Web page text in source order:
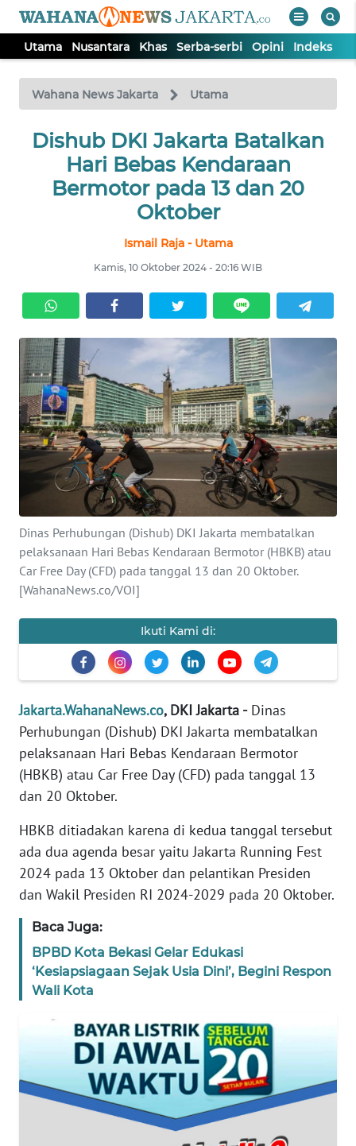
Utama Nusantara Khas Serba-serbi Opini Indeks
Wahana News Jakarta Utama
Dishub DKI Jakarta Batalkan
Hari Bebas Kendaraan
Bermotor pada 13 dan 20
Oktober
Ismail Raja - Utama
Kamis, 10 Oktober 2024 - 20:16 WIB
Dinas Perhubungan (Dishub) DKI Jakarta membatalkan
pelaksanaan Hari Bebas Kendaraan Bermotor (HBKB) atau
Car Free Day (CFD) pada tanggal 13 dan 20 Oktober.
[WahanaNews.co/VOI]
Ikuti Kami di:
Jakarta.WahanaNews.co, DKI Jakarta -Dinas
Perhubungan (Dishub) DKI Jakarta membatalkan
pelaksanaan Hari Bebas Kendaraan Bermotor
(HBKB) atau Car Free Day (CFD) pada tanggal 13
dan 20 Oktober.
HBKB ditiadakan karena di kedua tanggal tersebut
ada dua agenda besar yaitu Jakarta Running Fest
2024 pada 13 Oktober dan pelantikan Presiden
dan Wakil Presiden RI 2024-2029 pada 20 Oktober.
Baca Juga:
BPBD Kota Bekasi Gelar Edukasi
‘Kesiapsiagaan Sejak Usia Dini’, Begini Respon
Wali Kota
TV
Tutup
UTAMA
NUSANTARA
SERBI
OPINI
Informasi
INDEKS
BERITA
KONTAK
INFO
IKLAN
TENTANG
PEDOMAN
SIBER
DISCLAIMER
Wahana
Regional
SUMUT
WN
JAKARTA
WN